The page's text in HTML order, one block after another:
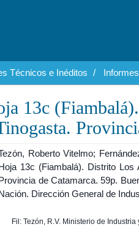
Técnicos e Inéditos
13c
Roberto Vitelmo;
13c (Fiambalá). Distrito Los
de Catamarca. 59p.
Dirección General de
Fil: Tezón, R.V. Ministerio de